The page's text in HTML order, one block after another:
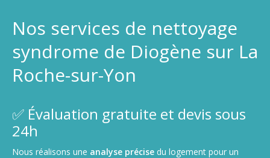
Nos services de nettoyage
syndrome de Diogène sur La
Roche-sur-Yon
✅ Évaluation gratuite et devis sous
24h
Nous réalisons une analyse précise du logement pour un